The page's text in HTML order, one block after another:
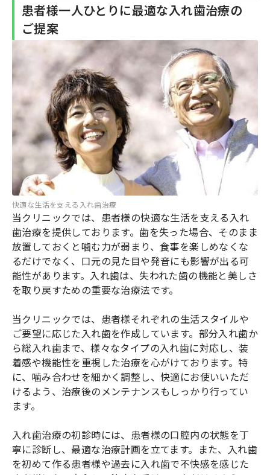
患者様一人ひとりに最適な入れ歯治療の
ご提案
快適な生活を支える入れ歯治療
当クリニックでは、患者様の快適な生活を支える入れ
歯治療を提供しております。歯を失った場合、そのまま
放置しておくと噛む力が弱まり、食事を楽しめなくな
るだけでなく、口元の見た目や発音にも影響が出る可
能性があります。入れ歯は、失われた歯の機能と美しさ
を取り戻すための重要な治療法です。
当クリニックでは、患者様それぞれの生活スタイルや
ご要望に応じた入れ歯を作成しています。部分入れ歯か
ら総入れ歯まで、様々なタイプの入れ歯に対応し、装
着感や機能性を重視した治療を心がけております。特
に、噛み合わせを細かく調整し、快適にお使いいただ
けるよう、治療後のメンテナンスもしっかり行ってい
ます。
入れ歯治療の初診時には、患者様の口腔内の状態を丁
寧に診断し、最適な治療計画を立てます。また、入れ歯
を初めて作る患者様や過去に入れ歯で不快感を感じた